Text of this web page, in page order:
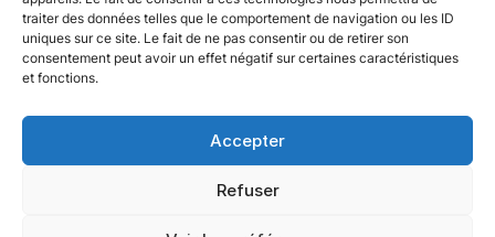
traiter des données telles que le comportement de navigation ou les ID
uniques sur ce site. Le fait de ne pas consentir ou de retirer son
consentement peut avoir un effet négatif sur certaines caractéristiques
et fonctions.
Accepter
Refuser
Nos agences
Nos autres marques
Nos réseaux